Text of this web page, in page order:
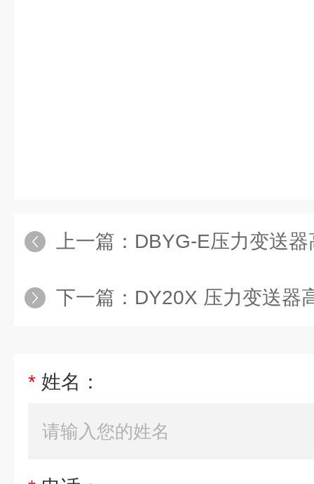
上一篇： DBYG-E压力变送器高
下一篇： DY20X 压力变送器高
* 姓名：